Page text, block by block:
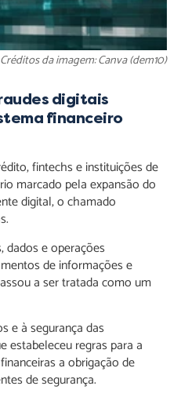
Créditos da imagem: Canva (dem10)
digitais
financeiro
fintechs e instituições de
marcado pela expansão do
digital, o chamado
e operações
de informações e
a ser tratada como um
e à segurança das
estabeleceu regras para a
a obrigação de
de segurança.